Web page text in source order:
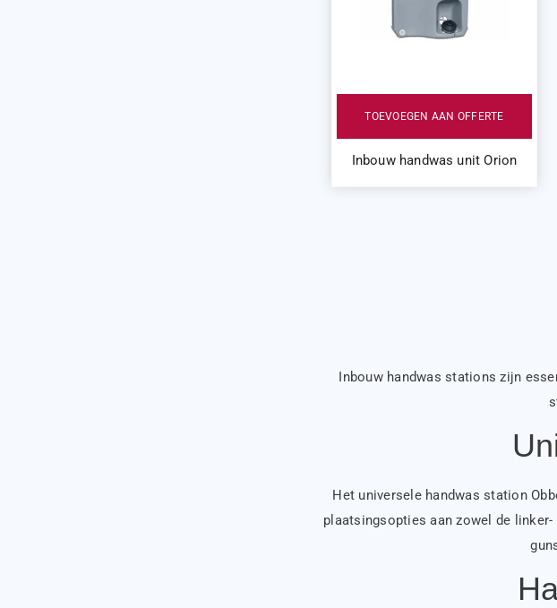
TOEVOEGEN AAN OFFERTE
Inbouw handwas unit Orion
Inbouw handwas stations zijn
Het universele handwas station
plaatsingsopties aan zowel de